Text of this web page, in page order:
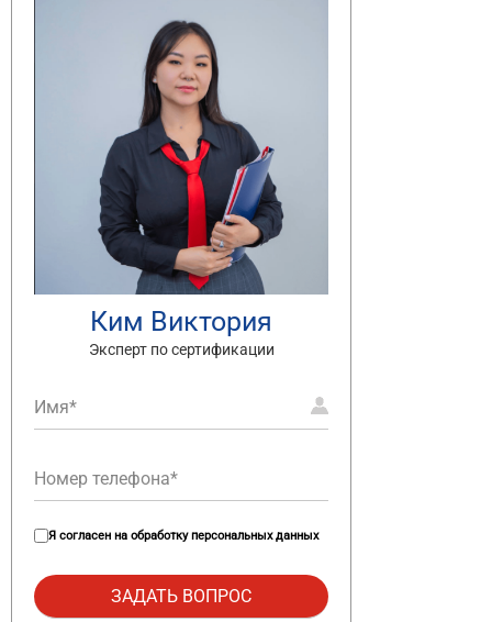
Ким Виктория
Эксперт по сертификации
Я согласен на обработку персональных данных